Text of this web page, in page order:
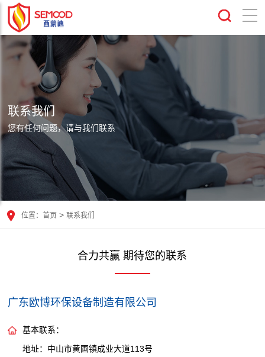
联系我们
您有任何问题，请与我们联系
位置：首页 >联系我们
合力共赢 期待您的联系
广东欧博环保设备制造有限公司
基本联系：
地址：中山市黄圃镇成业大道113号